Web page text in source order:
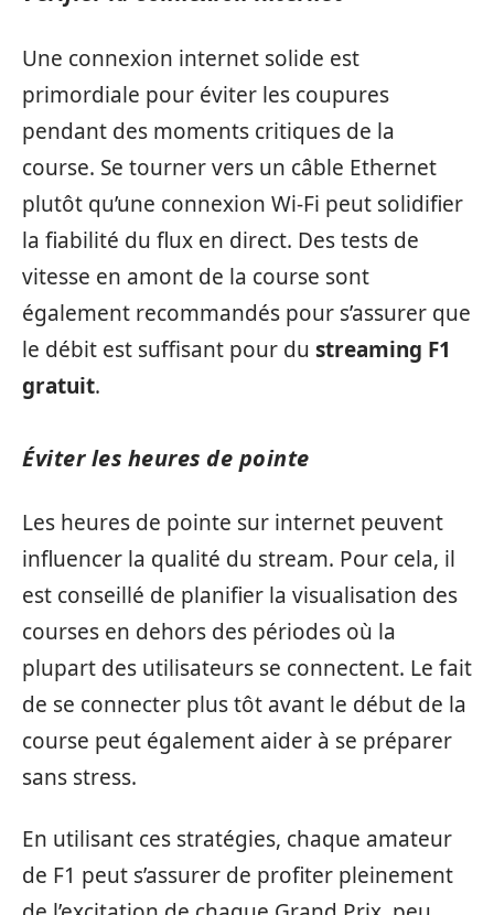
Une connexion internet solide est
primordiale pour éviter les coupures
pendant des moments critiques de la
course. Se tourner vers un câble Ethernet
plutôt qu’une connexion Wi-Fi peut solidifier
la fiabilité du flux en direct. Des tests de
vitesse en amont de la course sont
également recommandés pour s’assurer que
le débit est suffisant pour du streaming F1
gratuit.
Éviter les heures de pointe
Les heures de pointe sur internet peuvent
influencer la qualité du stream. Pour cela, il
est conseillé de planifier la visualisation des
courses en dehors des périodes où la
plupart des utilisateurs se connectent. Le fait
de se connecter plus tôt avant le début de la
course peut également aider à se préparer
sans stress.
En utilisant ces stratégies, chaque amateur
de F1 peut s’assurer de profiter pleinement